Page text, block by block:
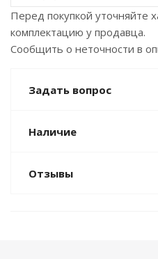
Перед покупкой уточняйте
комплектацию у продавца.
Сообщить о неточности в
Задать вопрос
Наличие
Отзывы